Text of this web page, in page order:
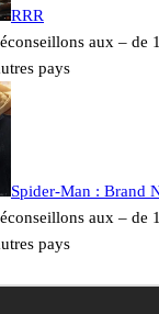
RRR
aux – de
pays
Spider-Man : Brand
aux – de
pays